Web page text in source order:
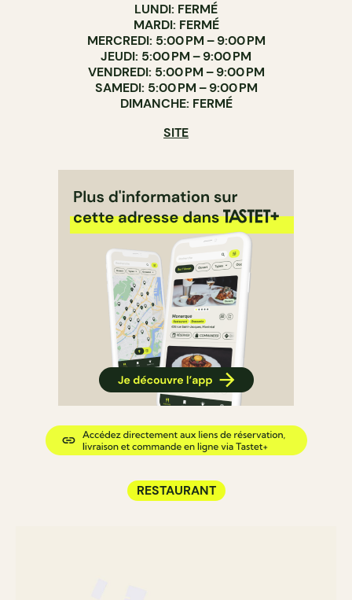
LUNDI: FERMÉ
MARDI: FERMÉ
MERCREDI: 5:00 PM – 9:00 PM
JEUDI: 5:00 PM – 9:00 PM
VENDREDI: 5:00 PM – 9:00 PM
SAMEDI: 5:00 PM – 9:00 PM
DIMANCHE: FERMÉ
SITE
RESTAURANT